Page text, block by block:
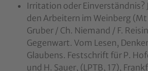
Irritation oder Einverständnis?
den Arbeitern im Weinberg (Mt
Gruber / Ch. Niemand / F.
Gegenwart. Vom Lesen,
Glaubens. Festschrift für P.
und H. Sauer, (LPTB, 17),